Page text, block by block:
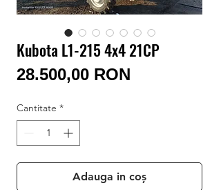
Conectează-te/Înregistrează-te
Kubota L1-215 4x4 21CP
28.500,00 RON
Cantitate *
Adauga in coș